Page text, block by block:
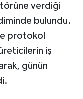
verdiği
bulundu.
protokol
iş
günün